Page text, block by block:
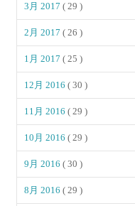
3月 2017( 29 )
2月 2017( 26 )
1月 2017( 25 )
12月 2016( 30 )
11月 2016( 29 )
10月 2016( 29 )
9月 2016( 30 )
8月 2016( 29 )